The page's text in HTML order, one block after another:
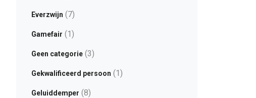
Everzwijn (7)
Gamefair (1)
Geen categorie(3)
Gekwalificeerd persoon (1)
Geluiddemper (8)